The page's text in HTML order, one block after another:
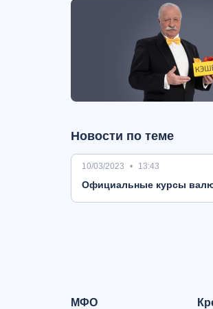
Новости по теме
10/03/2023 13:43
Oфициальные курсы
МФО